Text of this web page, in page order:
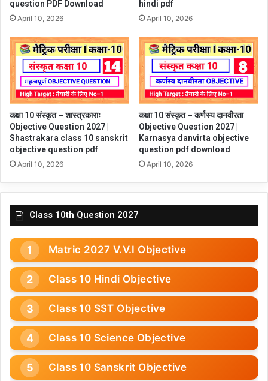
question PDF Download
April 10, 2026
hindi pdf
April 10, 2026
कक्षा 10 संस्कृत – शास्त्रकाराः
Objective Question 2027 |
Shastrakara class 10 sanskrit
objective question pdf
April 10, 2026
कक्षा 10 संस्कृत – कर्णस्य दानवीरता
Objective Question 2027 |
Karnasya danvirta objective
question pdf download
April 10, 2026
Class 10th Question 2027
Matric 2027 V.V.I Objective
Class 10 Hindi Objective
Class 10 SST Objective
Class 10 Science Objective
Class 10 Sanskrit Objective